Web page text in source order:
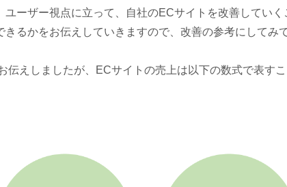
ーザー視点に立って、自社のECサイトを改善してい
るかをお伝えしていきますので、改善の参考にしてみ
伝えしましたが、ECサイトの売上は以下の数式で表すこ